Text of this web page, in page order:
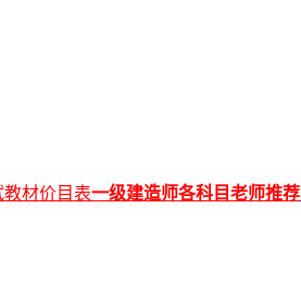
教材价目表一级建造师各科目老师推荐